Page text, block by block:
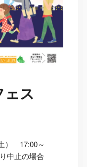
ス
） 17:00～
中止の場合